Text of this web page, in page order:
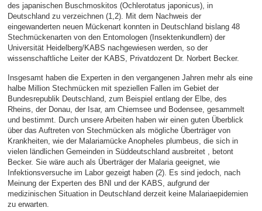
des japanischen Buschmoskitos (Ochlerotatus japonicus), in
Deutschland zu verzeichnen (1,2). Mit dem Nachweis der
eingewanderten neuen Mückenart konnten in Deutschland bislang 48
Stechmückenarten von den Entomologen (Insektenkundlern) der
Universität Heidelberg/KABS nachgewiesen werden, so der
wissenschaftliche Leiter der KABS, Privatdozent Dr. Norbert Becker.
Insgesamt haben die Experten in den vergangenen Jahren mehr als eine
halbe Million Stechmücken mit speziellen Fallen im Gebiet der
Bundesrepublik Deutschland, zum Beispiel entlang der Elbe, des
Rheins, der Donau, der Isar, am Chiemsee und Bodensee, gesammelt
und bestimmt. Durch unsere Arbeiten haben wir einen guten Überblick
über das Auftreten von Stechmücken als mögliche Überträger von
Krankheiten, wie der Malariamücke Anopheles plumbeus, die sich in
vielen ländlichen Gemeinden in Süddeutschland ausbreitet , betont
Becker. Sie wäre auch als Überträger der Malaria geeignet, wie
Infektionsversuche im Labor gezeigt haben (2). Es sind jedoch, nach
Meinung der Experten des BNI und der KABS, aufgrund der
medizinischen Situation in Deutschland derzeit keine Malariaepidemien
zu erwarten.